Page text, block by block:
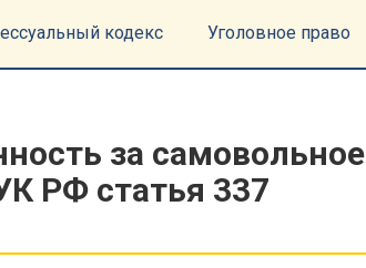
кодекс Уголовное право
за самовольное
РФ статья 337